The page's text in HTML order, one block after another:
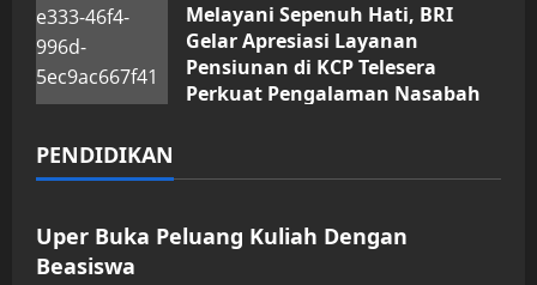
Melayani Sepenuh Hati, BRI
Gelar Apresiasi Layanan
Pensiunan di KCP Telesera
Perkuat Pengalaman Nasabah
PENDIDIKAN
Pendidikan
Uper Buka Peluang Kuliah Dengan
Beasiswa